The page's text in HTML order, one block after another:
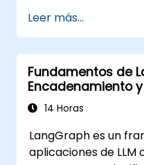
Leer más...
Fundamentos de
Encadenamiento
para LLM basados
14 Horas
LangGraph es un
aplicaciones de